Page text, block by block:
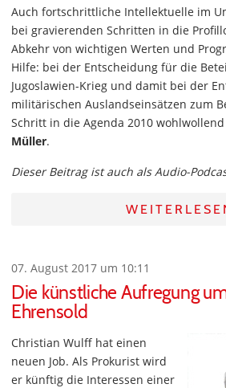
Auch fortschrittliche Intellektuelle im
bei gravierenden Schritten in die
Abkehr von wichtigen Werten und
Hilfe: bei der Entscheidung für die
Jugoslawien-Krieg und damit bei der
militärischen Auslandseinsätzen zum
Schritt in die Agenda 2010
Müller.
Dieser Beitrag ist auch als Audio-
07. August 2017 um 10:11
Die künstliche Aufregung
Ehrensold
Christian Wulff hat einen
neuen Job. Als Prokurist wird
er künftig die Interessen einer